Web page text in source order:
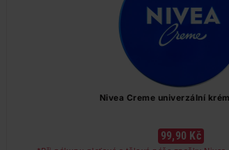
Nivea Creme univerzální
99,90 Kč